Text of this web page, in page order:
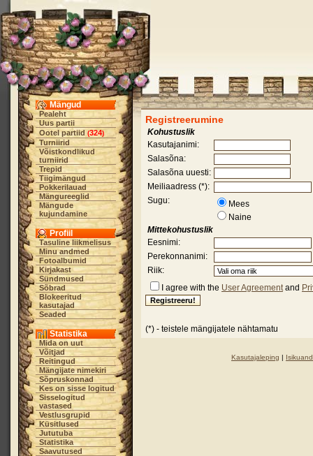
Mängud
Pealeht
Uus partii
Ootel partiid (324)
Turniirid
Võistkondlikud
turniirid
Trepid
Tiigimängud
Pokkerilauad
Mängureeglid
Mängude
kujundamine
Profiil
Tasuline liikmelisus
Minu andmed
Fotoalbumid
Kirjakast
Sündmused
Sõbrad
Blokeeritud
kasutajad
Seaded
Statistika
Mida on uut
Võitjad
Reitingud
Mängijate nimekiri
Sõpruskonnad
Kes on sisse logitud
Sisselogitud
vastased
Vestlusgrupid
Küsitlused
Jututuba
Statistika
Saavutused
Registreerumine
Kohustuslik
Kasutajanimi:
Salasõna:
Salasõna uuesti:
Meiliaadress (*):
Sugu:
Mees
Naine
Mittekohustuslik
Eesnimi:
Perekonnanimi:
Riik:
I agree with the User Agreementand
(*) - teistele mängijatele nähtamatu
Kasutajaleping |